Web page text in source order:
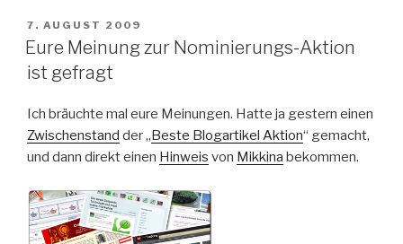
VERÖFFENTLICHT
AM
7. AUGUST 2009
Eure Meinung zur Nominierungs-Aktion
ist gefragt
Ich bräuchte mal eure Meinungen. Hatte ja gestern einen
Zwischenstand der „ Beste Blogartikel Aktion“ gemacht,
und dann direkt einen Hinweis von Mikkina bekommen.